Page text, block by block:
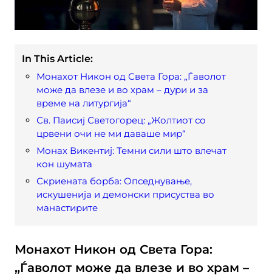
In This Article:
Монахот Никон од Света Гора: „Ѓаволот
може да влезе и во храм – дури и за
време на литургија“
Св. Паисиј Светогорец: „Жолтиот со
црвени очи не ми даваше мир“
Монах Викентиј: Темни сили што влечат
кон шумата
Скриената борба: Опседнување,
искушенија и демонски присуства во
манастирите
Монахот Никон од Света Гора:
„Ѓаволот може да влезе и во храм –